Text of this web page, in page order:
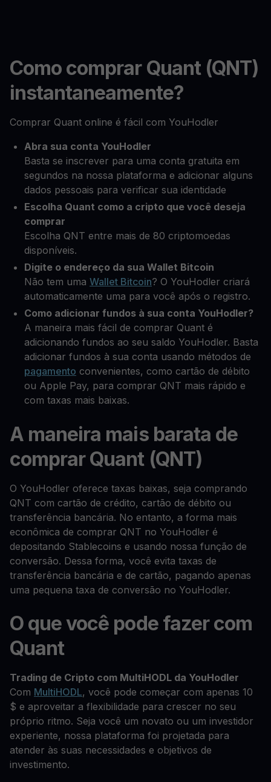
Como comprar Quant (QNT)
instantaneamente?
Comprar Quant online é fácil com YouHodler
Abra sua conta YouHodler
Basta se inscrever para uma conta gratuita em
segundos na nossa plataforma e adicionar alguns
dados pessoais para verificar sua identidade
Escolha Quant como a cripto que você deseja
comprar
Escolha QNT entre mais de 80 criptomoedas
disponíveis.
Digite o endereço da sua Wallet Bitcoin
Não tem uma Wallet Bitcoin? O YouHodler criará
automaticamente uma para você após o registro.
Como adicionar fundos à sua conta YouHodler?
A maneira mais fácil de comprar Quant é
adicionando fundos ao seu saldo YouHodler. Basta
adicionar fundos à sua conta usando métodos de
pagamento convenientes, como cartão de débito
ou Apple Pay, para comprar QNT mais rápido e
com taxas mais baixas.
A maneira mais barata de
comprar Quant (QNT)
O YouHodler oferece taxas baixas, seja comprando
QNT com cartão de crédito, cartão de débito ou
transferência bancária. No entanto, a forma mais
econômica de comprar QNT no YouHodler é
depositando Stablecoins e usando nossa função de
conversão. Dessa forma, você evita taxas de
transferência bancária e de cartão, pagando apenas
uma pequena taxa de conversão no YouHodler.
O que você pode fazer com
Quant
Trading de Cripto com MultiHODL da YouHodler
Com MultiHODL, você pode começar com apenas 10
$ e aproveitar a flexibilidade para crescer no seu
próprio ritmo. Seja você um novato ou um investidor
experiente, nossa plataforma foi projetada para
atender às suas necessidades e objetivos de
investimento.